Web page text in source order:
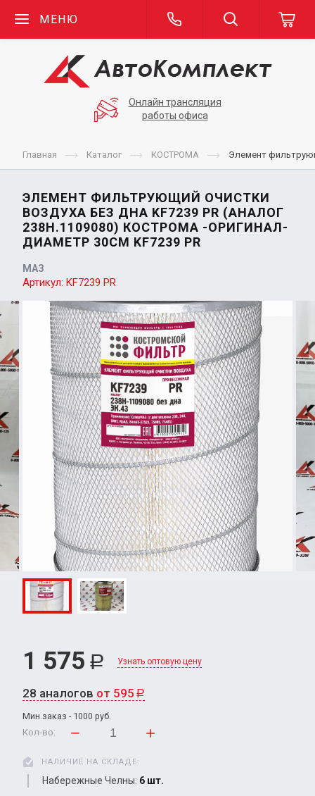
МЕНЮ
Онлайн трансляция
работы офиса
Главная Каталог КОСТРОМА Элемент
ЭЛЕМЕНТ ФИЛЬТРУЮЩИЙ ОЧИСТКИ
ВОЗДУХА БЕЗ ДНА KF7239 PR (АНАЛОГ
238Н.1109080) КОСТРОМА -ОРИГИНАЛ-
ДИАМЕТР 30СМ KF7239 PR
МАЗ
Артикул: KF7239 PR
1 575 Р Узнать оптовую цену
28 аналогов от 595 Р
Мин.заказ - 1000 руб.
Кол-во:
НАЛИЧИЕ НА СКЛАДЕ:
Набережные Челны: 6 шт.